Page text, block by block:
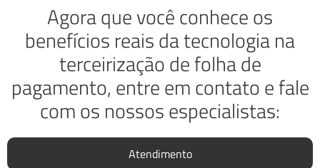
Agora que você conhece os
benefícios reais da tecnologia na
terceirização de folha de
pagamento, entre em contato e fale
com os nossos especialistas:
Atendimento